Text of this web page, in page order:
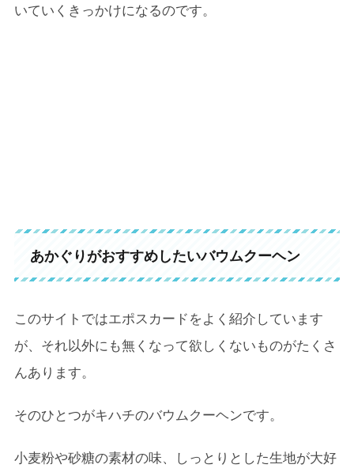
いていくきっかけになるのです。
あかぐりがおすすめしたいバウムクーヘン
このサイトではエポスカードをよく紹介しています
が、それ以外にも無くなって欲しくないものがたくさ
んあります。
そのひとつがキハチのバウムクーヘンです。
小麦粉や砂糖の素材の味、しっとりとした生地が大好